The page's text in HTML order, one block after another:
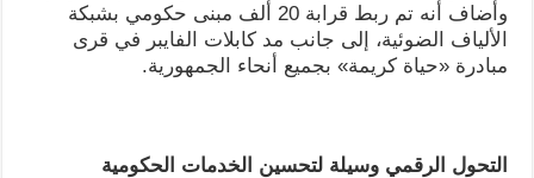
وأضاف أنه تم ربط قرابة 20 ألف مبنى حكومي بشبكة
الألياف الضوئية، إلى جانب مد كابلات الفايبر في قرى
مبادرة «حياة كريمة» بجميع أنحاء الجمهورية.
التحول الرقمي وسيلة لتحسين الخدمات الحكومية